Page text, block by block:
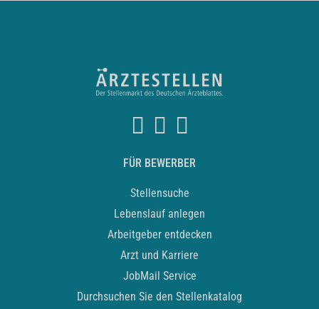
FÜR BEWERBER
Stellensuche
Lebenslauf anlegen
Arbeitgeber entdecken
Arzt und Karriere
JobMail Service
Durchsuchen Sie den Stellenkatalog